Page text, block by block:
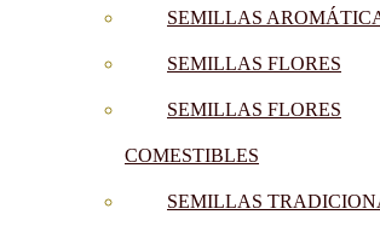
SEMILLAS
SEMILLAS FLORES
SEMILLAS FLORES
COMESTIBLES
SEMILLAS